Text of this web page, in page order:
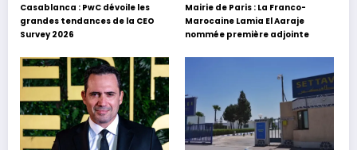
Casablanca : PwC dévoile les
grandes tendances de la CEO
Survey 2026
Mairie de Paris : La Franco-
Marocaine Lamia El Aaraje
nommée première adjointe